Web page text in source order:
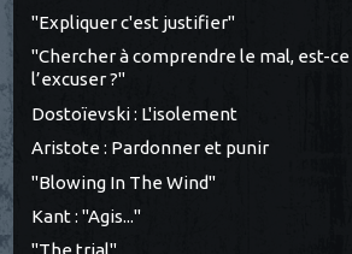
"Expliquer c'est justifier"
"Chercher à comprendre le mal, est-ce
l’excuser ?"
Dostoïevski : L'isolement
Aristote : Pardonner et punir
"Blowing In The Wind"
Kant : "Agis..."